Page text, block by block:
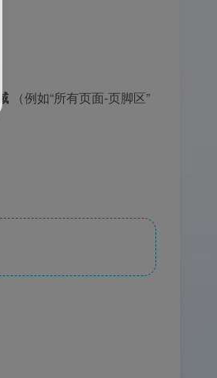
（例如“所有页面-页脚区”